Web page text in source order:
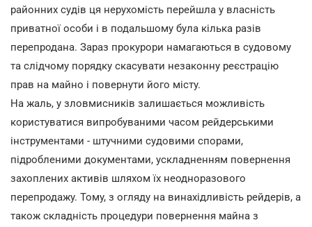
районних судів ця нерухомість перейшла у власність
приватної особи і в подальшому була кілька разів
перепродана. Зараз прокурори намагаються в судовому
та слідчому порядку скасувати незаконну реєстрацію
прав на майно і повернути його місту.
На жаль, у зловмисників залишається можливість
користуватися випробуваними часом рейдерськими
інструментами - штучними судовими спорами,
підробленими документами, ускладненням повернення
захоплених активів шляхом їх неодноразового
перепродажу. Тому, з огляду на винахідливість рейдерів, а
також складність процедури повернення майна з